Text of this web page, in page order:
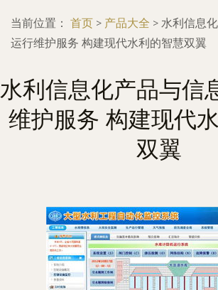
当前位置： 首页 > 产品大全 > 水利信息
运行维护服务 构建现代水利的智慧双翼
水利信息化产品与信
维护服务 构建现代
双翼